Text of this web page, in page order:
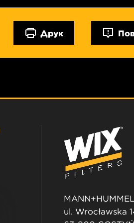
Друк
ul. Wrocławska